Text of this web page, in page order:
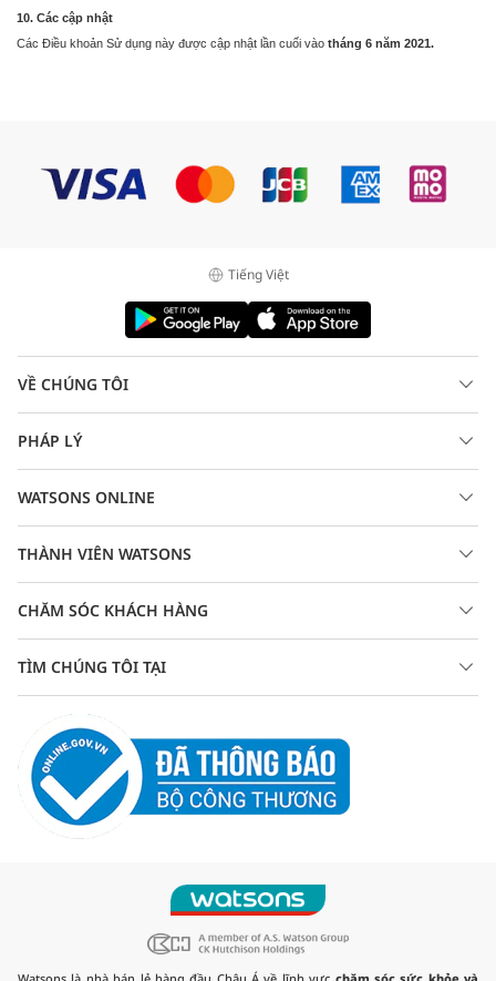
10. Các cập nhật
Các Điều khoản Sử dụng này được cập nhật lần cuối vào tháng 6 năm 2021.
Tiếng Việt
VỀ CHÚNG TÔI
PHÁP LÝ
WATSONS ONLINE
THÀNH VIÊN WATSONS
CHĂM SÓC KHÁCH HÀNG
TÌM CHÚNG TÔI TẠI